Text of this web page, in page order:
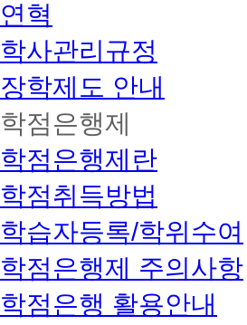
연혁
학사관리규정
장학제도 안내
학점은행제
학점은행제란
학점취득방법
학습자등록/학위수여
학점은행제 주의사항
학점은행 활용안내